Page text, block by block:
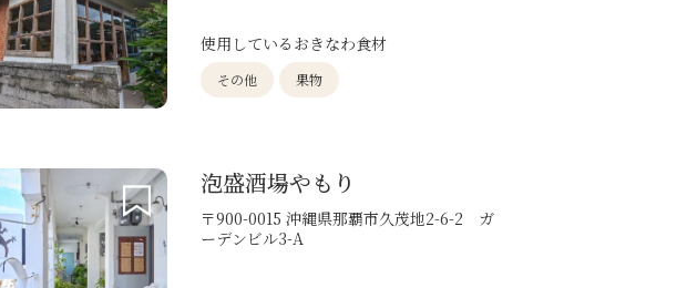
使用しているおきなわ食材
その他 果物
泡盛酒場やもり
〒900-0015 沖縄県那覇市久茂地2-6-2 ガ
ーデンビル3-A